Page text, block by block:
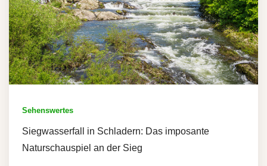
Sehenswertes
Siegwasserfall in Schladern: Das imposante
Naturschauspiel an der Sieg